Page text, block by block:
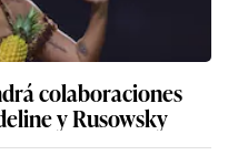
colaboraciones
y Rusowsky